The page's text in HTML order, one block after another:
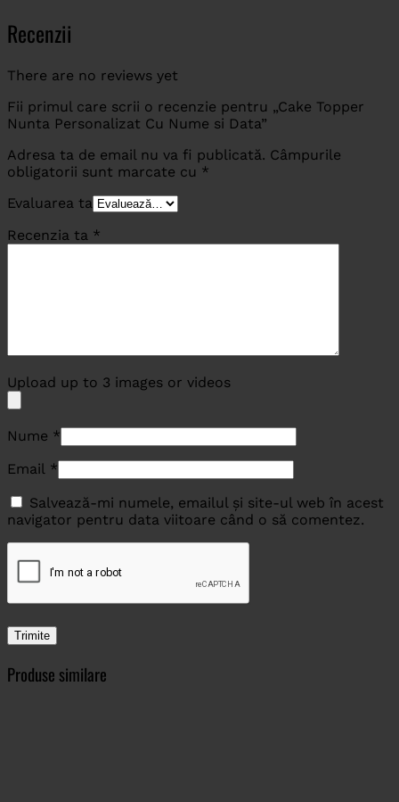
Recenzii
There are no reviews yet
Fii primul care scrii o recenzie pentru „Cake Topper
Nunta Personalizat Cu Nume si Data”
Adresa ta de email nu va fi publicată. Câmpurile
obligatorii sunt marcate cu *
Evaluarea ta
Recenzia ta *
Upload up to 3 images or videos
Nume *
Email *
Salvează-mi numele, emailul și site-ul web în acest
navigator pentru data viitoare când o să comentez.
Produse similare